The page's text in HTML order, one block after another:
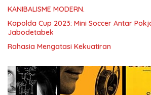
KANIBALISME MODERN.
Kapolda Cup 2023: Mini Soccer Antar
Jabodetabek
Rahasia Mengatasi Kekuatiran